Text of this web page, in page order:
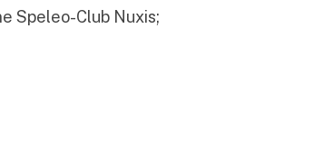
Speleo-Club Nuxis;